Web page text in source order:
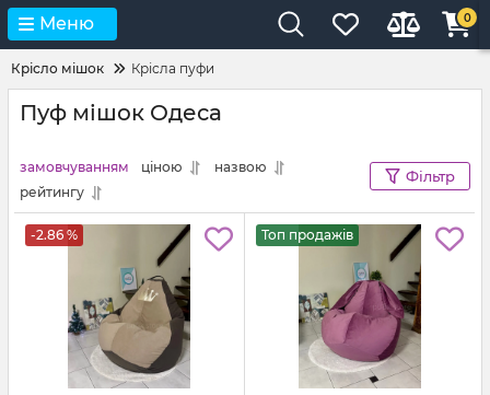
Меню 0
Крісло мішок Крісла пуфи
Пуф мішок Одеса
замовчуванням ціною
назвою
рейтингу
Фільтр
-2.86 % Топ продажів